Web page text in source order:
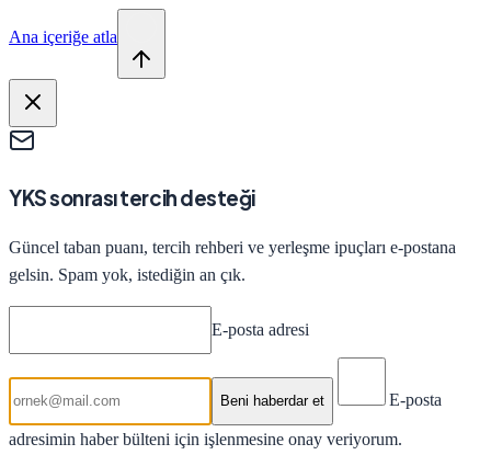
Ana içeriğe atla
YKS sonrası tercih desteği
Güncel taban puanı, tercih rehberi ve yerleşme ipuçları e-postana
gelsin. Spam yok, istediğin an çık.
E-posta adresi
Beni haberdar et E-posta
adresimin haber bülteni için işlenmesine onay veriyorum.